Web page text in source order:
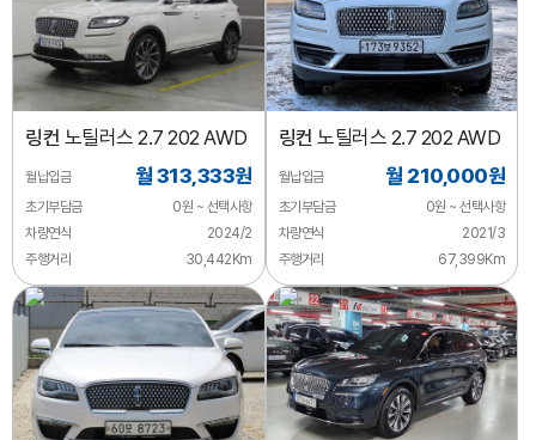
링컨 노틸러스 2.7 202 AWD
월납입금 월 313,333원
초기부담금
0원 ~ 선택사항
차량연식
2024/2
주행거리
30,442Km
링컨 노틸러스 2.7 202 AWD
월납입금 월 210,000원
초기부담금
0원 ~ 선택사항
차량연식
2021/3
주행거리
67,399Km